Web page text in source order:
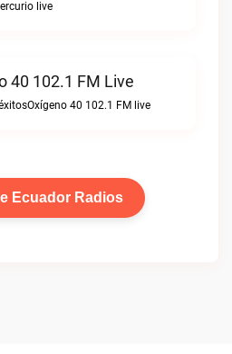
live
40 102.1 FM Live
40 102.1 FM live
Ecuador Radios